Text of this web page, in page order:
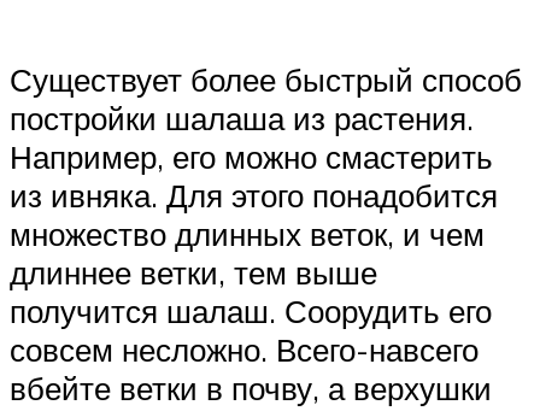
Существует более быстрый способ
постройки шалаша из растения.
Например, его можно смастерить
из ивняка. Для этого понадобится
множество длинных веток, и чем
длиннее ветки, тем выше
получится шалаш. Соорудить его
совсем несложно. Всего-навсего
вбейте ветки в почву, а верхушки